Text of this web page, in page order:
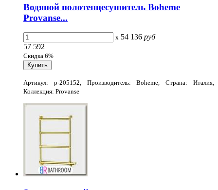
Водяной полотенцесушитель Boheme
Provanse...
x 54 136 руб
57 592
Скидка 6%
Артикул: p-205152, Производитель: Boheme, Страна: Италия,
Коллекция: Provanse